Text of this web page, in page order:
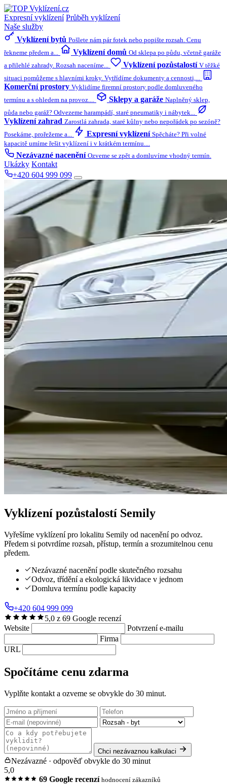
Expresní vyklízení Průběh vyklízení
Naše služby
Vyklízení bytů Pošlete nám pár fotek nebo popište rozsah. Cenu
řekneme předem a...
Vyklízení domů Od sklepa po půdu, včetně garáže
a přilehlé zahrady. Rozsah naceníme...
Vyklízení pozůstalostí V těžké
situaci pomůžeme s hlavními kroky. Vytřídíme dokumenty a cennosti,...
Komerční prostory Vyklidíme firemní prostory podle domluveného
termínu a s ohledem na provoz....
Sklepy a garáže Naplněný sklep,
půda nebo garáž? Odvezeme harampádí, staré pneumatiky i nábytek...
Vyklízení zahrad Zarostlá zahrada, staré kůlny nebo nepořádek po sezóně?
Posekáme, prořežeme a...
Expresní vyklízení Spěcháte? Při volné
kapacitě umíme řešit vyklízení i v krátkém termínu....
Nezávazné nacenění Ozveme se zpět a domluvíme vhodný termín.
Ukázky Kontakt
+420 604 999 099
Vyklízení pozůstalostí Semily
Vyřešíme vyklízení pro lokalitu Semily od nacenění po odvoz.
Předem si potvrdíme rozsah, přístup, termín a srozumitelnou cenu
předem.
Nezávazné nacenění podle skutečného rozsahu
Odvoz, třídění a ekologická likvidace v jednom
Domluva termínu podle kapacity
+420 604 999 099
5,0 z 69 Google recenzí
Website
Potvrzení e-mailu
Firma
URL
Spočítáme cenu zdarma
Vyplňte kontakt a ozveme se obvykle do 30 minut.
Chci nezávaznou kalkulaci
Nezávazné · odpověď obvykle do 30 minut
5,0
69 Google recenzí hodnocení zákazníků